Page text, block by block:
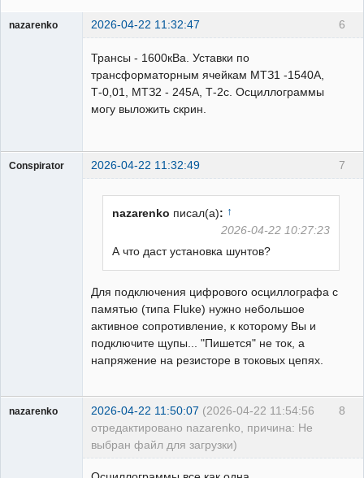
6
nazarenko 2026-04-22 11:32:47
Трансы - 1600кВа. Уставки по
трансформаторным ячейкам МТЗ1 -1540А,
Т-0,01, МТЗ2 - 245А, Т-2с. Осциллограммы
могу выложить скрин.
7
Conspirator 2026-04-22 11:32:49
nazarenko писал(а): ↑
2026-04-22 10:27:23
А что даст установка шунтов?
Для подключения цифрового осциллографа с
памятью (типа Fluke) нужно небольшое
активное сопротивление, к которому Вы и
подключите щупы... "Пишется" не ток, а
напряжение на резисторе в токовых цепях.
8
nazarenko 2026-04-22 11:50:07 (2026-04-22 11:54:56
отредактировано nazarenko, причина: Не
выбран файл для загрузки)